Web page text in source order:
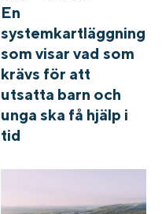
En
systemkartläggning
som visar vad som
krävs för att
utsatta barn och
unga ska få hjälp i
tid